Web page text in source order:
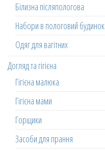
Білизна післяпологова
Набори в пологовий будинок
Одяг для вагітних
Догляд та гігієна
Гігієна малюка
Гігієна мами
Горщики
Засоби для прання